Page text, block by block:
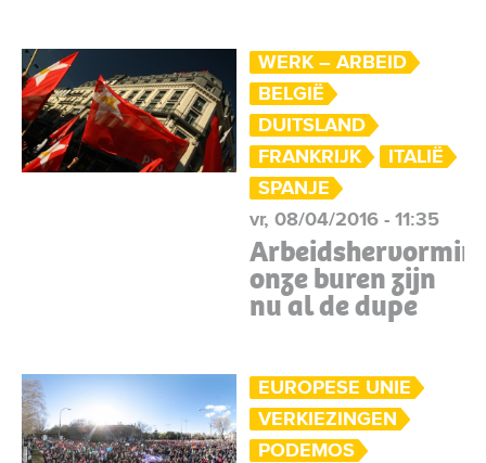
WERK – ARBEID
BELGIË
DUITSLAND
FRANKRIJK
ITALIË
SPANJE
vr, 08/04/2016 - 11:35
onze buren zijn
nu al de dupe
EUROPESE UNIE
VERKIEZINGEN
PODEMOS